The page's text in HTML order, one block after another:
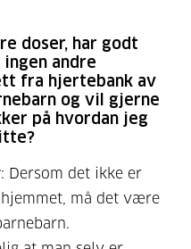
doser, har godt
andre
fra hjertebank av
og vil gjerne
på hvordan jeg
: Dersom det ikke er
må det være